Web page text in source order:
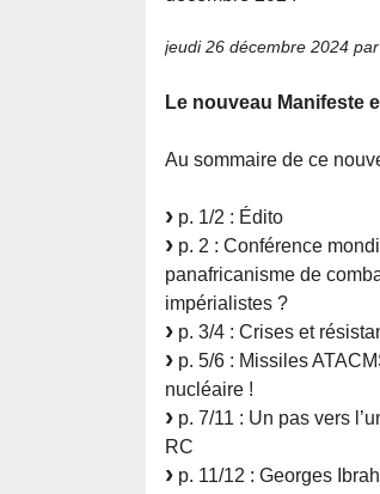
jeudi 26 décembre 2024
Le nouveau Manifeste
Au sommaire de ce
p. 1/2 : Édito
p. 2 : Conférence
panafricanisme de
impérialistes ?
p. 3/4 : Crises et
p. 5/6 : Missiles
nucléaire !
p. 7/11 : Un pas vers
RC
p. 11/12 : Georges